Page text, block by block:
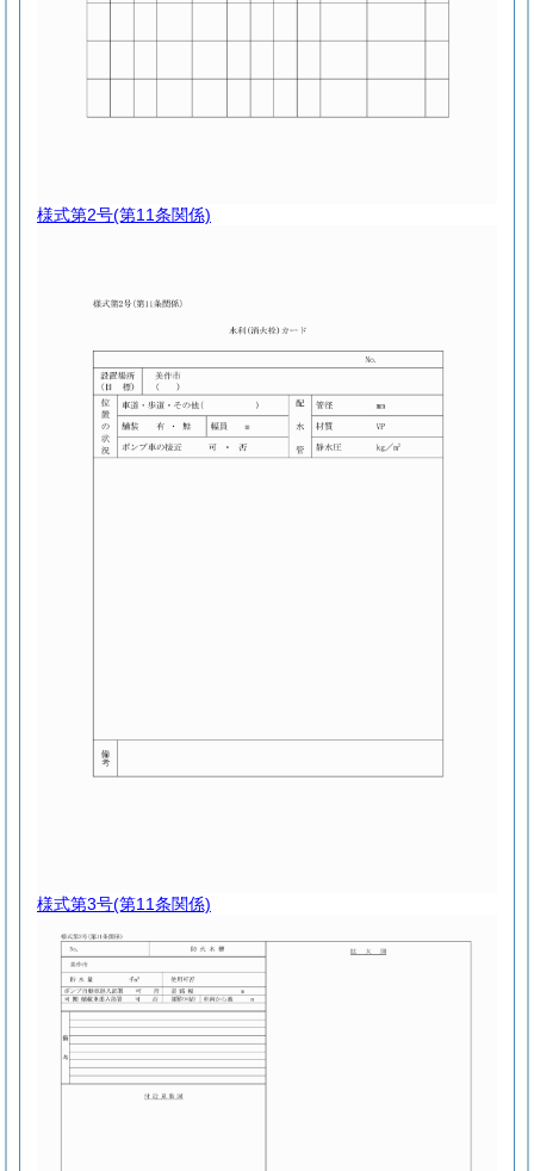
様式第2号(第11条関係)
様式第3号(第11条関係)